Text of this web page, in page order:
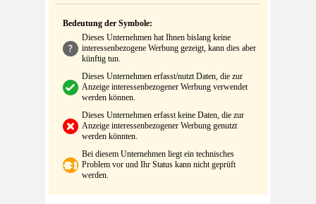
Bedeutung der Symbole:
Dieses Unternehmen hat Ihnen bislang keine
interessenbezogene Werbung gezeigt, kann dies aber
künftig tun.
Dieses Unternehmen erfasst/nutzt Daten, die zur
Anzeige interessenbezogener Werbung verwendet
werden können.
Dieses Unternehmen erfasst keine Daten, die zur
Anzeige interessenbezogener Werbung genutzt
werden könnten.
Bei diesem Unternehmen liegt ein technisches
Problem vor und Ihr Status kann nicht geprüft
werden.